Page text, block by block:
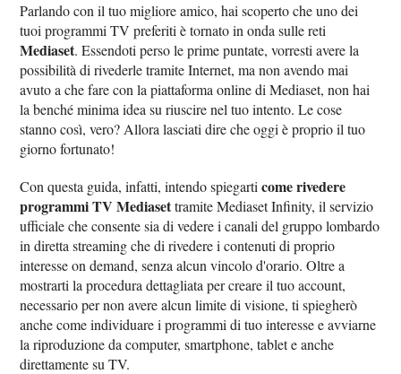
Parlando con il tuo migliore amico, hai scoperto che uno dei
tuoi programmi TV preferiti è tornato in onda sulle reti
Mediaset. Essendoti perso le prime puntate, vorresti avere la
possibilità di rivederle tramite Internet, ma non avendo mai
avuto a che fare con la piattaforma online di Mediaset, non hai
la benché minima idea su riuscire nel tuo intento. Le cose
stanno così, vero? Allora lasciati dire che oggi è proprio il tuo
giorno fortunato!
Con questa guida, infatti, intendo spiegarticome rivedere
programmi TV Mediasettramite Mediaset Infinity, il servizio
ufficiale che consente sia di vedere i canali del gruppo lombardo
in diretta streaming che di rivedere i contenuti di proprio
interesse on demand, senza alcun vincolo d'orario. Oltre a
mostrarti la procedura dettagliata per creare il tuo account,
necessario per non avere alcun limite di visione, ti spiegherò
anche come individuare i programmi di tuo interesse e avviarne
la riproduzione da computer, smartphone, tablet e anche
direttamente su TV.